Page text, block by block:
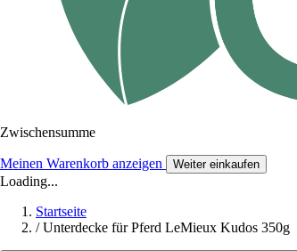
Zwischensumme
Meinen Warenkorb anzeigen Weiter einkaufen
Loading...
Startseite
/ Unterdecke für Pferd LeMieux Kudos 350g